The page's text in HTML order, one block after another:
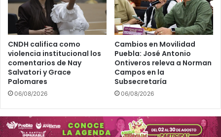
CNDH califica como
violencia institucional los
comentarios de Nay
Salvatori y Grace
Palomares
06/08/2026
Cambios en Movilidad
Puebla: José Antonio
Ontiveros releva a Norman
Campos en la
Subsecretaría
06/08/2026